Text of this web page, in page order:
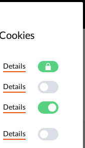
Details
Details
Details
Details